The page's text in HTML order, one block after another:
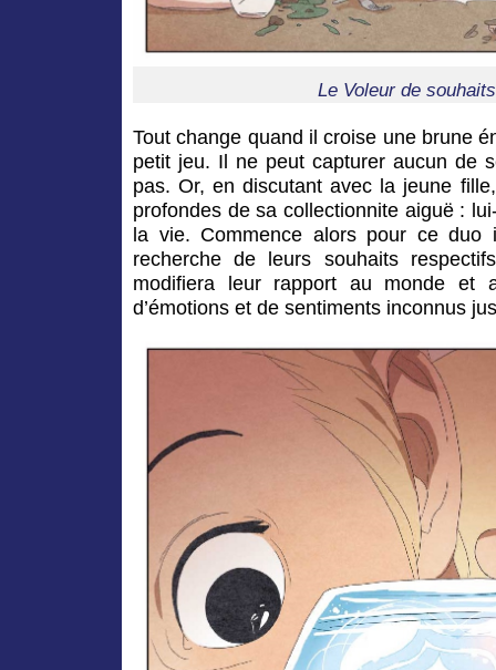
Le Voleur de
Tout change quand il croise une brune
petit jeu. Il ne peut capturer aucun de
pas. Or, en discutant avec la jeune
profondes de sa collectionnite aiguë :
la vie. Commence alors pour ce duo
recherche de leurs souhaits
modifiera leur rapport au monde et
d’émotions et de sentiments inconnus